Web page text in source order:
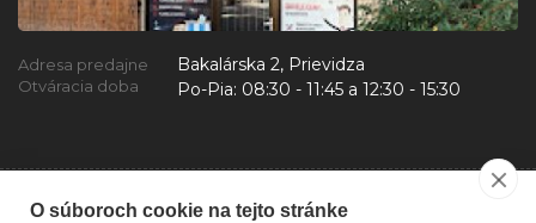
O súboroch cookie na tejto stránke
Adresa predajne Bakalárska 2, Prievidza
Otváracia doba Po-Pia: 08:30 - 11:45 a 12:30 - 15:30